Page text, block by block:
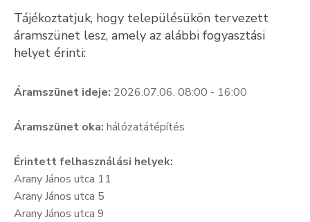
Közérdekű
Turizmus
Fejlesztések
Média
Kultúra
Keresés
Tájékoztatjuk, hogy településükön tervezett
áramszünet lesz, amely az alábbi fogyasztási
helyet érinti:
Áramszünet ideje: 2026.07.06. 08:00 - 16:00
Áramszünet oka: hálózatátépítés
Érintett felhasználási helyek:
Arany János utca 11
Arany János utca 5
Arany János utca 9